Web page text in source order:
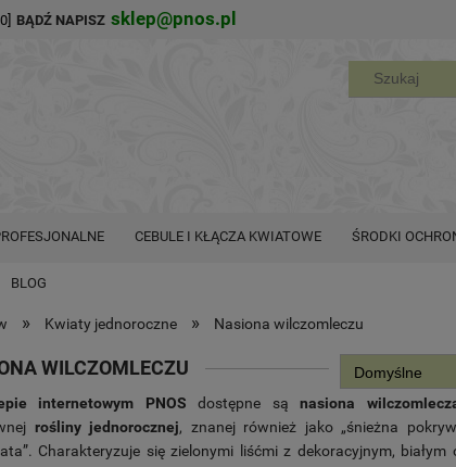
BĄDŹ NAPISZ sklep@pnos.pl
CEBULE I KŁĄCZA KWIATOWE ŚRODKI
BLOG
» Kwiaty jednoroczne » Nasiona wilczomleczu
WILCZOMLECZU
internetowym PNOS dostępne sąnasiona
rośliny jednorocznej, znanej również jako „śnieżna
Charakteryzuje się zielonymi liśćmi z dekoracyjnym, białym